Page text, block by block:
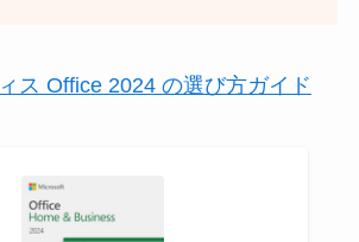
ス Office 2024 の選び方ガイド